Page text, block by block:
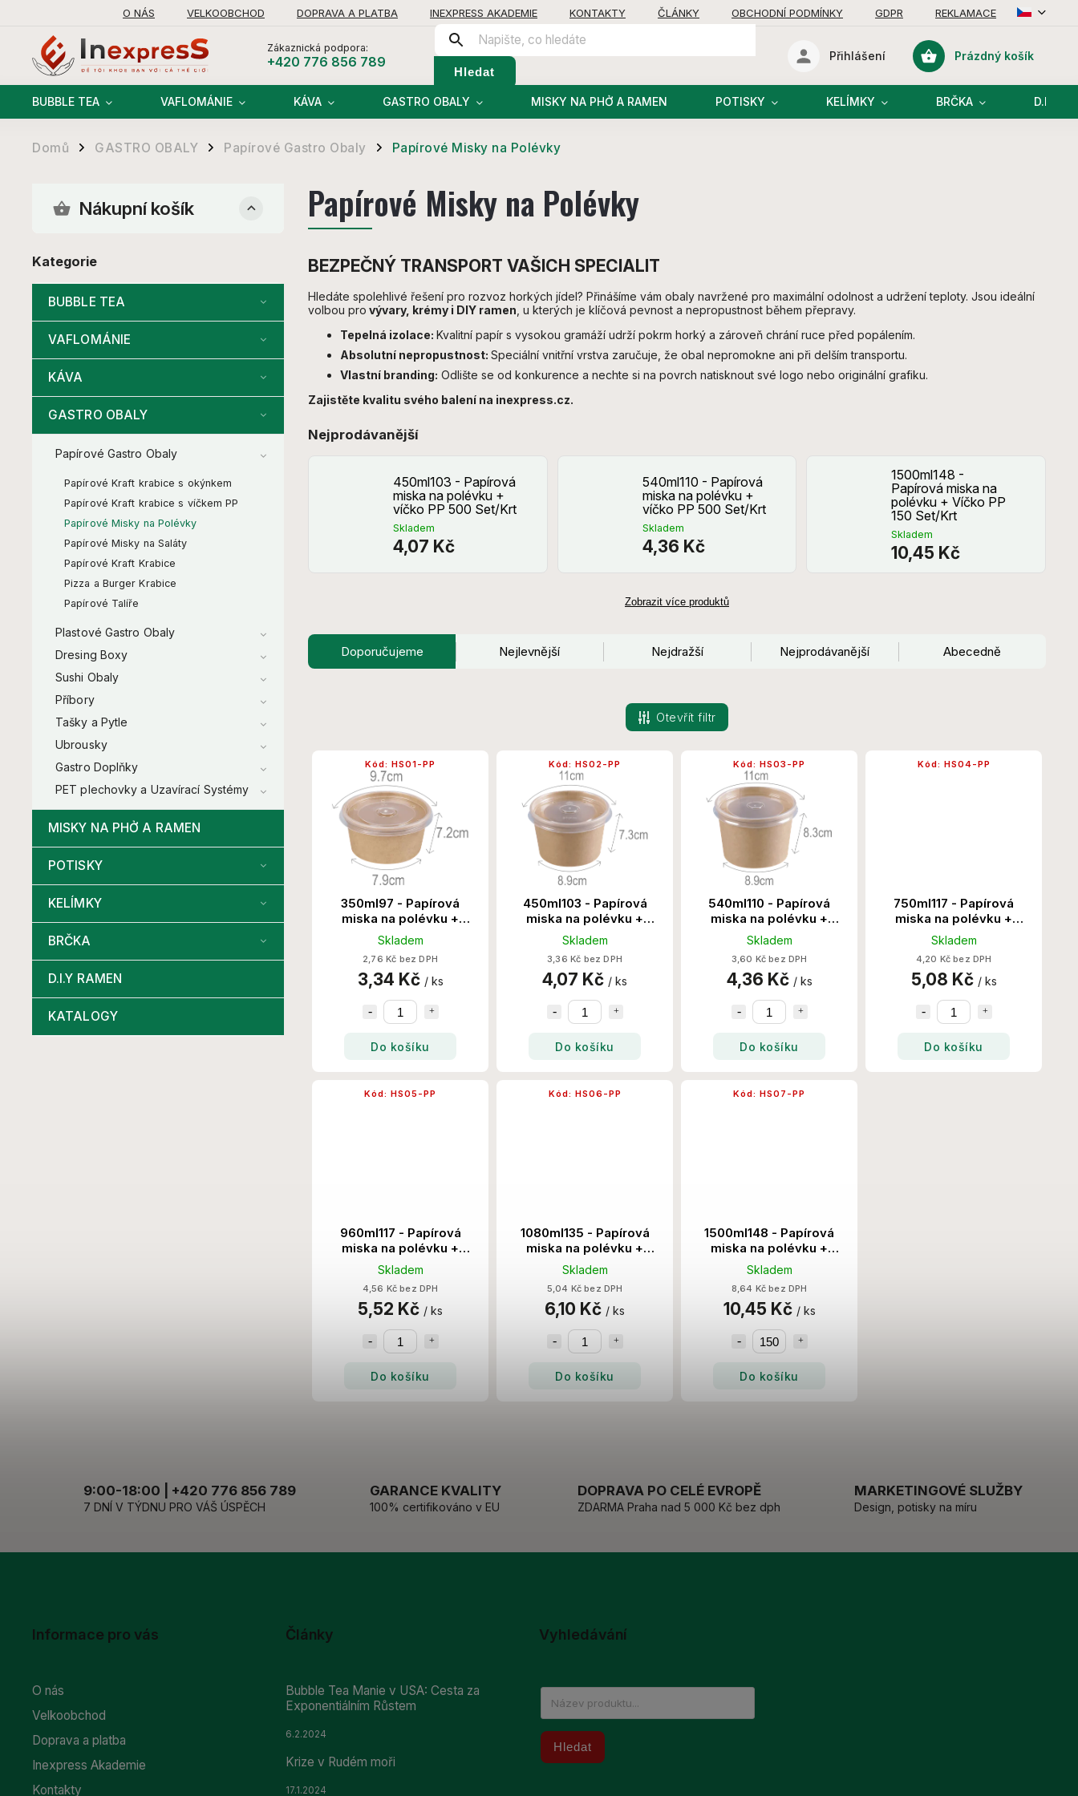
O NÁS VELKOOBCHOD DOPRAVA A PLATBA INEXPRESS AKADEMIE KONTAKTY ČLÁNKY OBCHODNÍ PODMÍNKY GDPR REKLAMACE
Zákaznická podpora:
+420 776 856 789
Hledat
Nákupní
Prázdný košík
Přihlášení
BUBBLE TEA VAFLOMÁNIE KÁVA GASTRO OBALY MISKY NA PHỞ A RAMEN POTISKY KELÍMKY BRČKA D.I.Y
Domů / GASTRO OBALY / Papírové Gastro Obaly / Papírové Misky na Polévky
Nákupní košík
Kategorie
BUBBLE TEA
VAFLOMÁNIE
KÁVA
GASTRO OBALY
Papírové Gastro Obaly
Papírové Kraft krabice s okýnkem
Papírové Kraft krabice s víčkem PP
Papírové Misky na Polévky
Papírové Misky na Saláty
Papírové Kraft Krabice
Pizza a Burger Krabice
Papírové Talíře
Plastové Gastro Obaly
Dresing Boxy
Sushi Obaly
Příbory
Tašky a Pytle
Ubrousky
Gastro Doplňky
PET plechovky a Uzavírací Systémy
MISKY NA PHỞ A RAMEN
POTISKY
KELÍMKY
BRČKA
D.I.Y RAMEN
KATALOGY
Papírové Misky na Polévky
BEZPEČNÝ TRANSPORT VAŠICH SPECIALIT
Hledáte spolehlivé řešení pro rozvoz horkých jídel? Přinášíme vám obaly navržené pro maximální odolnost a udržení teploty. Jsou ideální
volbou pro vývary, krémy i DIY ramen, u kterých je klíčová pevnost a nepropustnost během přepravy.
Tepelná izolace: Kvalitní papír s vysokou gramáží udrží pokrm horký a zároveň chrání ruce před popálením.
Absolutní nepropustnost: Speciální vnitřní vrstva zaručuje, že obal nepromokne ani při delším transportu.
Vlastní branding: Odlište se od konkurence a nechte si na povrch natisknout své logo nebo originální grafiku.
Zajistěte kvalitu svého balení na inexpress.cz.
Nejprodávanější
450ml103 - Papírová
miska na polévku +
víčko PP 500 Set/Krt
Skladem
4,07 Kč
540ml110 - Papírová
miska na polévku +
víčko PP 500 Set/Krt
Skladem
4,36 Kč
1500ml148 -
Papírová miska na
polévku + Víčko PP
150 Set/Krt
Skladem
10,45 Kč
Zobrazit více produktů
Doporučujeme Nejlevnější Nejdražší Nejprodávanější Abecedně
Otevřít filtr
350ml97 - Papírová
miska na polévku +
víčko PP 500 Set/Krt
Skladem
2,76 Kč bez DPH
3,34 Kč / ks
Do košíku
Kód: HS01-PP
450ml103 - Papírová
miska na polévku +
víčko PP 500 Set/Krt
Skladem
3,36 Kč bez DPH
4,07 Kč / ks
Do košíku
Kód: HS02-PP
540ml110 - Papírová
miska na polévku +
víčko PP 500 Set/Krt
Skladem
3,60 Kč bez DPH
4,36 Kč / ks
Do košíku
Kód: HS03-PP
750ml117 - Papírová
miska na polévku +
víčko PP 500 Set/Krt
Skladem
4,20 Kč bez DPH
5,08 Kč / ks
Do košíku
Kód: HS04-PP
960ml117 - Papírová
miska na polévku +
víčko PP 500 Set/Krt
Skladem
4,56 Kč bez DPH
5,52 Kč / ks
Do košíku
Kód: HS05-PP
1080ml135 - Papírová
miska na polévku +
víčko PP 300 Set/Krt
Skladem
5,04 Kč bez DPH
6,10 Kč / ks
Do košíku
Kód: HS06-PP
1500ml148 - Papírová
miska na polévku +
Víčko PP 150 Set/Krt
Skladem
8,64 Kč bez DPH
10,45 Kč / ks
Do košíku
Kód: HS07-PP
9:00-18:00 | +420 776 856 789
7 DNÍ V TÝDNU PRO VÁŠ ÚSPĚCH
GARANCE KVALITY
100% certifikováno v EU
DOPRAVA PO CELÉ EVROPĚ
ZDARMA Praha nad 5 000 Kč bez dph
MARKETINGOVÉ SLUŽBY
Design, potisky na míru
Informace pro vás
O nás
Velkoobchod
Doprava a platba
Inexpress Akademie
Kontakty
Články
Bubble Tea Manie v USA: Cesta za
Exponentiálním Růstem
6.2.2024
Krize v Rudém moři
17.1.2024
Vyhledávání
Hledat